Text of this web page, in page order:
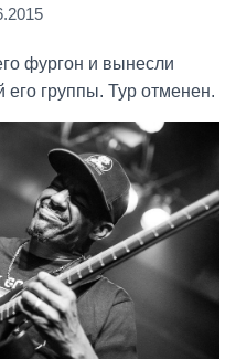
фургон и вынесли
группы. Тур отменен.